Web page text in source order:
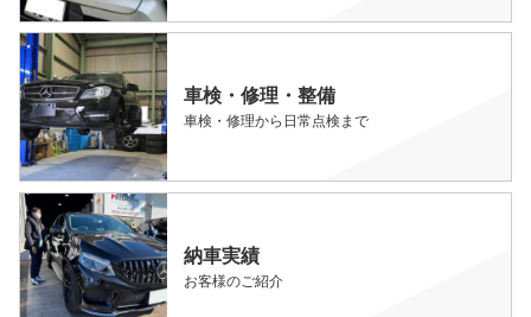
車検・修理・整備
車検・修理から日常点検まで
納車実績
お客様のご紹介